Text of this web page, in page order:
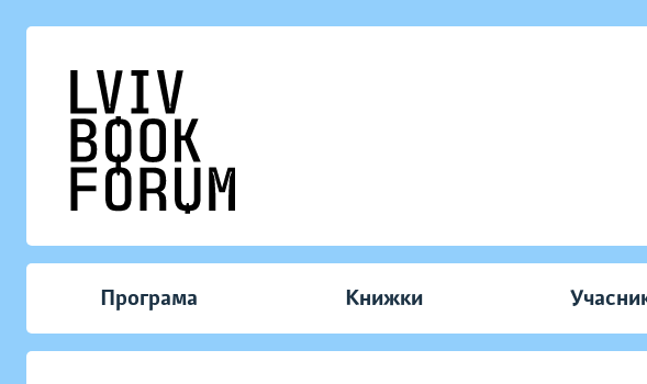
Програма Книжки